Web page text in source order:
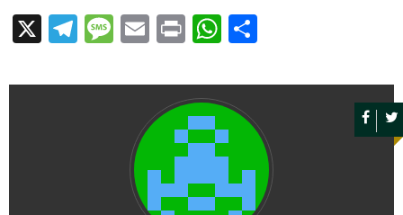
X Telegram
Message
EmailPrintWhatsApp